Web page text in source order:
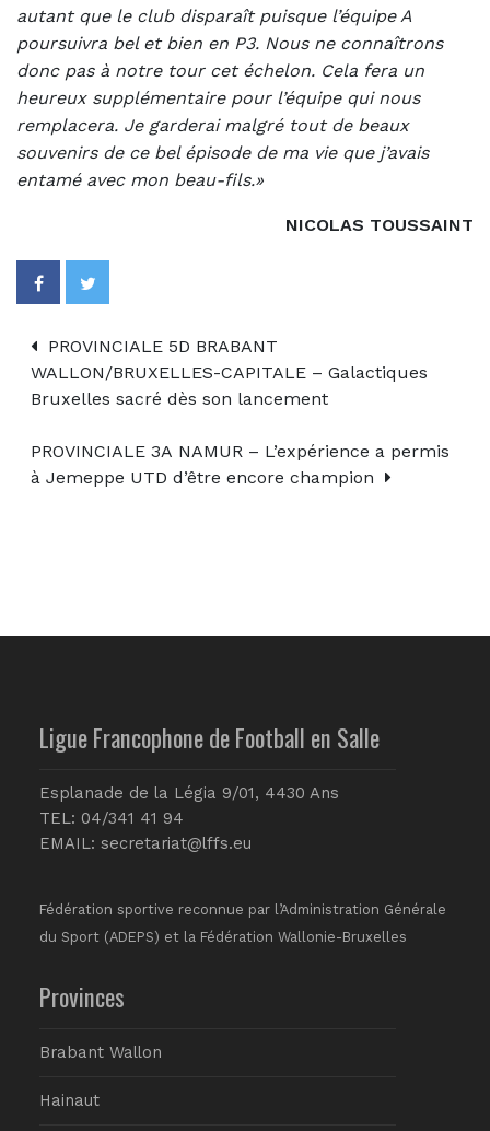
autant que le club disparaît puisque l’équipe A
poursuivra bel et bien en P3. Nous ne connaîtrons
donc pas à notre tour cet échelon. Cela fera un
heureux supplémentaire pour l’équipe qui nous
remplacera. Je garderai malgré tout de beaux
souvenirs de ce bel épisode de ma vie que j’avais
entamé avec mon beau-fils.»
NICOLAS TOUSSAINT
PROVINCIALE 5D BRABANT
WALLON/BRUXELLES-CAPITALE – Galactiques
Bruxelles sacré dès son lancement
PROVINCIALE 3A NAMUR – L’expérience a permis
à Jemeppe UTD d’être encore champion
Ligue Francophone de Football en Salle
Esplanade de la Légia 9/01, 4430 Ans
TEL: 04/341 41 94
EMAIL: secretariat@lffs.eu
Fédération sportive reconnue par l’Administration Générale
du Sport (ADEPS) et la Fédération Wallonie-Bruxelles
Provinces
Brabant Wallon
Hainaut